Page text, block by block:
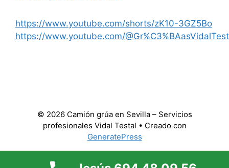
https://www.youtube.com/shorts/zK10-3GZ5Bo
https://www.youtube.com/
© 2026 Camión grúa en Sevilla – Servicios
profesionales Vidal Testal • Creado con
GeneratePress